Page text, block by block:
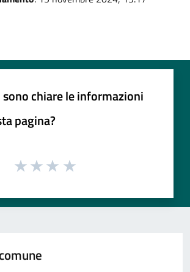
sono chiare le informazioni
pagina?